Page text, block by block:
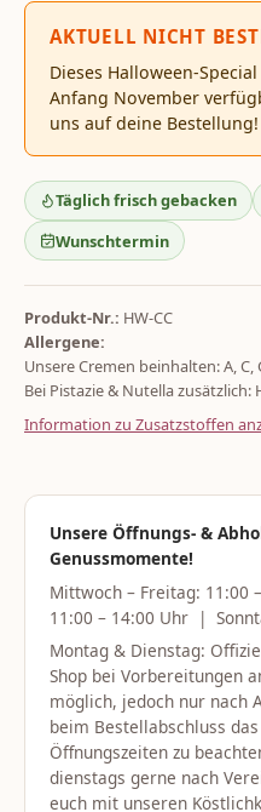
AKTUELL NICHT
Dieses Halloween-
Anfang November
uns auf deine Bestellung!
Täglich frisch gebacken
Wunschtermin
Produkt-Nr.: HW-CC
Allergene:
Unsere Cremen beinhalten: A, C,
Bei Pistazie & Nutella zusätzlich:
Information zu Zusatzstoffen
Unsere Öffnungs- &
Genussmomente!
Mittwoch – Freitag:
11:00 – 14:00 Uhr |
Montag & Dienstag:
Shop bei Vorbereitungen
möglich, jedoch nur nach
beim Bestellabschluss
Öffnungszeiten zu
dienstags gerne nach
euch mit unseren